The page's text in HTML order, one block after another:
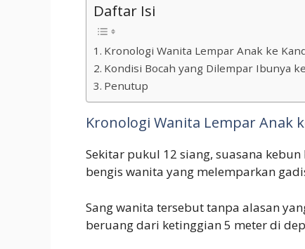
Daftar Isi
Kronologi Wanita Lempar Anak ke
Kondisi Bocah yang Dilempar Ibunya
Penutup
Kronologi Wanita Lempar Anak
Sekitar pukul 12 siang, suasana
bengis wanita yang melemparkan
Sang wanita tersebut tanpa alasan
beruang dari ketinggian 5 meter di